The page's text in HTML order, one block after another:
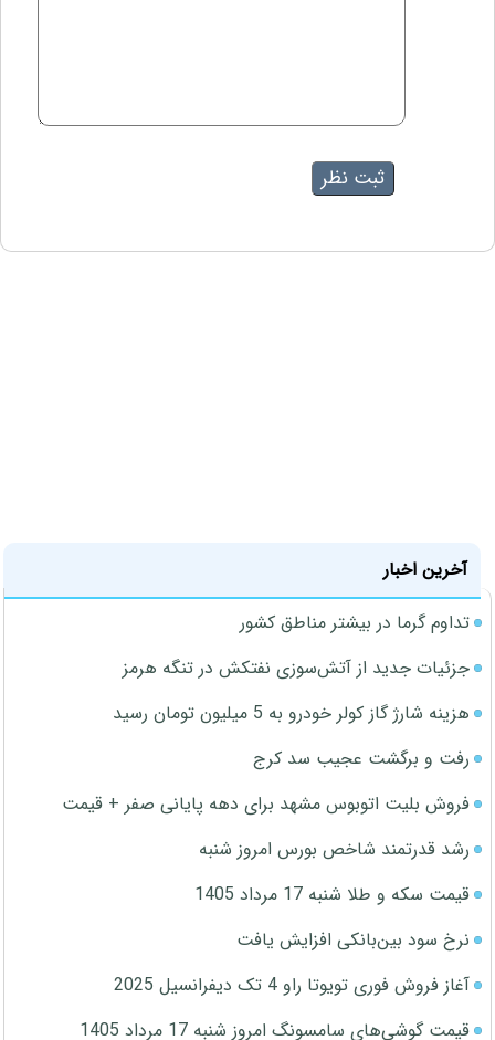
آخرین اخبار
تداوم گرما در بیشتر مناطق کشور
جزئیات جدید از آتش‌سوزی نفتکش در تنگه هرمز
هزینه شارژ گاز کولر خودرو به 5 میلیون تومان رسید
رفت و برگشت عجیب سد کرج
فروش بلیت اتوبوس مشهد برای دهه پایانی صفر + قیمت
رشد قدرتمند شاخص بورس امروز شنبه
قیمت سکه و طلا شنبه 17 مرداد 1405
نرخ سود بین‌بانکی افزایش یافت
آغاز فروش فوری تویوتا راو 4 تک دیفرانسیل 2025
قیمت گوشی‌های سامسونگ امروز شنبه 17 مرداد 1405